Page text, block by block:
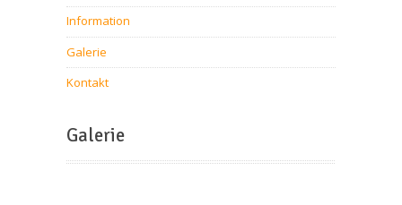
Information
Galerie
Kontakt
Galerie